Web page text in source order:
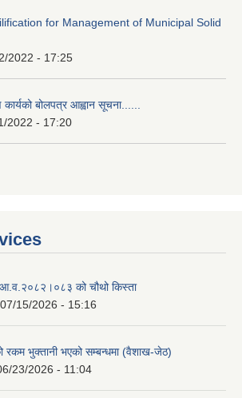
for Management of Municipal Solid
2022 - 17:25
कार्यको बोलपत्र आह्वान सूचना......
2022 - 17:20
आ.व.२०८२।०८३ को चौथो किस्ता
15/2026 - 15:16
रकम भुक्तानी भएको सम्बन्धमा (वैशाख-जेठ)
23/2026 - 11:04